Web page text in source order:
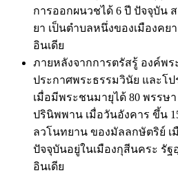
การออกผนวชได้ 6 ปี ปัจจุบัน
ยา เป็นตำบลหนึ่งของเมืองคย
อินเดีย
ภายหลังจากการตรัสรู้ องค์พ
ประกาศพระธรรมวินัย และโป
เมื่อมีพระชนมายุได้ 80 พรรษ
ปรินิพพาน เมื่อวันอังคาร ขึ้น
ลวโนทยาน ของมัลลกษัตริย์ เ
ปัจจุบันอยู่ในเมืองกุสีนคระ รัฐ
อินเดีย